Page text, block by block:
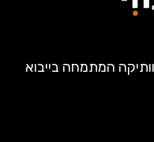
המתמחה בייבוא